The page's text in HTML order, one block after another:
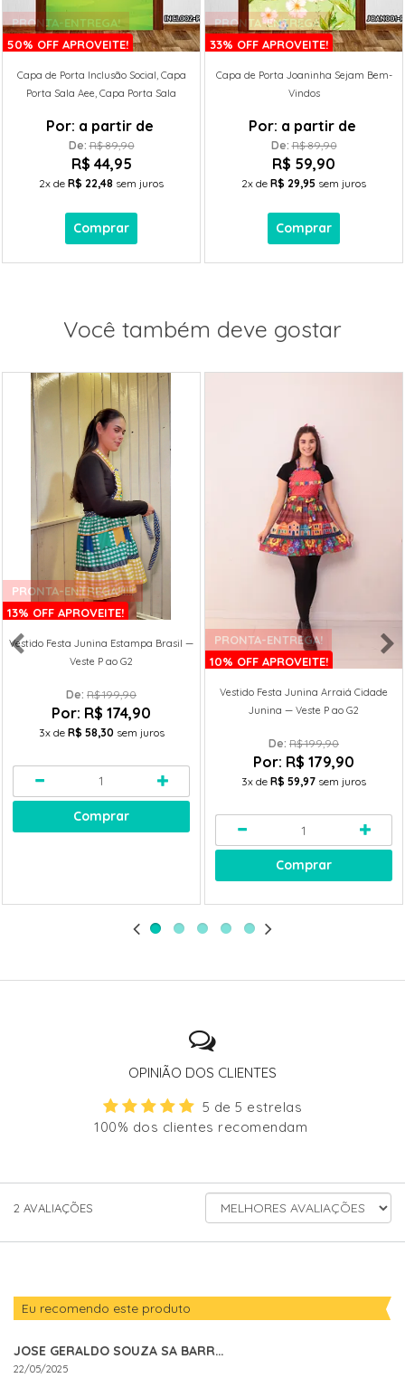
PRONTA-ENTREGA!
50% OFF APROVEITE!
Capa de Porta Inclusão Social, Capa
Porta Sala Aee, Capa Porta Sala
Por: a partir de
De: R$ 89,90
R$ 44,95
2x de R$ 22,48 sem juros
Comprar
PRONTA-ENTREGA!
33% OFF APROVEITE!
Capa de Porta Joaninha Sejam Bem-
Vindos
Por: a partir de
De: R$ 89,90
R$ 59,90
2x de R$ 29,95 sem juros
Comprar
Você também deve gostar
PRONTA-ENTREGA!!!!!!
13% OFF APROVEITE!
Vestido Festa Junina Estampa Brasil —
Veste P ao G2
De: R$ 199,90
Por: R$ 174,90
3xde R$ 58,30sem juros
Comprar
PRONTA-ENTREGA!
10% OFF APROVEITE!
Vestido Festa Junina Arraiá Cidade
Junina — Veste P ao G2
De: R$ 199,90
Por: R$ 179,90
3x de R$ 59,97 sem juros
Comprar
OPINIÃO DOS CLIENTES
5 de 5 estrelas
100% dos clientes recomendam
2 AVALIAÇÕES
ORDENAR
AVALIAÇÕES
Eu recomendo este produto
JOSE GERALDO SOUZA SA BARRETO
22/05/2025